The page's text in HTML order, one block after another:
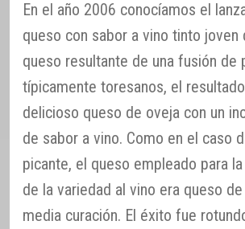
En el año 2006 conocíamos el
queso con sabor a vino tinto joven
queso resultante de una fusión de
típicamente toresanos, el
delicioso queso de oveja con un
de sabor a vino. Como en el caso
picante, el queso empleado para
de la variedad al vino era queso
media curación. El éxito fue